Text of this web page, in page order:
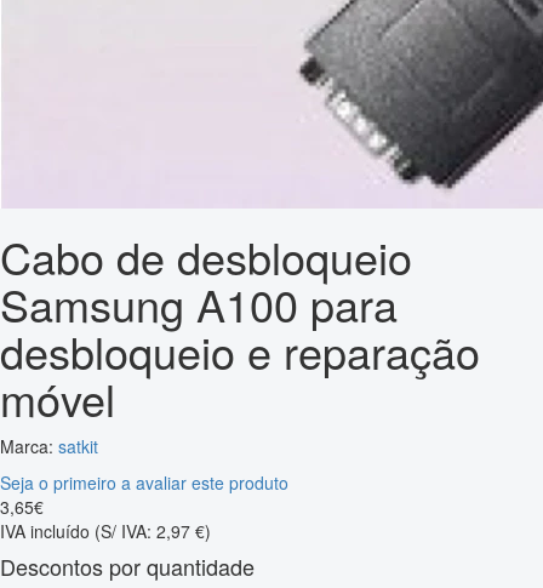
Cabo de desbloqueio
Samsung A100 para
desbloqueio e reparação
móvel
Marca: satkit
Seja o primeiro a avaliar este produto
3,65€
IVA incluído (S/ IVA: 2,97 €)
Descontos por quantidade